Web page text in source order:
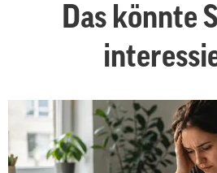
Das könnte